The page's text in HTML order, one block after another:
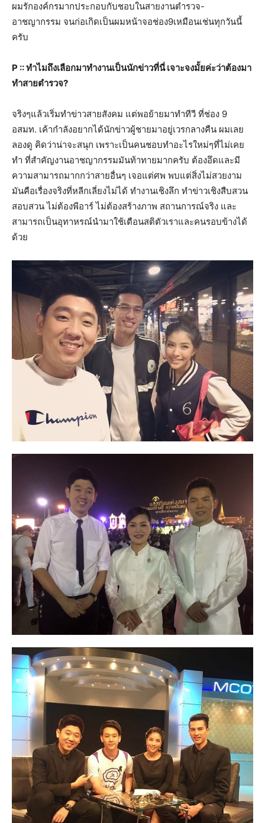
ผมรักองค์กรมากประกอบกับชอบในสายงานตำรวจ-
อาชญากรรม จนก่อเกิดเป็นผมหน้าจอช่อง9เหมือนเช่นทุกวันนี้
ครับ
P :: ทำไมถึงเลือกมาทำงานเป็นนักข่าวที่นี่ เจาะจงมั้ยค่ะว่าต้องมา
ทำสายตำรวจ?
จริงๆแล้วเริ่มทำข่าวสายสังคม แต่พอย้ายมาทำทีวี ที่ช่อง 9
อสมท. เค้ากำลังอยากได้นักข่าวผู้ชายมาอยู่เวรกลางคืน ผมเลย
ลองดู คิดว่าน่าจะสนุก เพราะเป็นคนชอบทำอะไรใหม่ๆที่ไม่เคย
ทำ ที่สำคัญงานอาชญากรรมมันท้าทายมากครับ ต้องอึดและมี
ความสามารถมากกว่าสายอื่นๆ เจอแต่ศพ พบแต่สิ่งไม่สวยงาม
มันคือเรื่องจริงที่หลีกเลี่ยงไม่ได้ ทำงานเชิงลึก ทำข่าวเชิงสืบสวน
สอบสวน ไม่ต้องพีอาร์ ไม่ต้องสร้างภาพ สถานการณ์จริง และ
สามารถเป็นอุทาหรณ์นำมาใช้เตือนสติตัวเราและคนรอบข้างได้
ด้วย